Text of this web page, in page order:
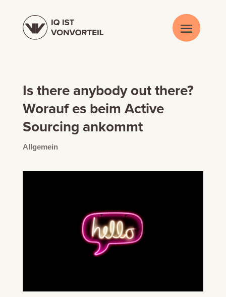
Is there anybody out there?
Worauf es beim Active
Sourcing ankommt
Allgemein